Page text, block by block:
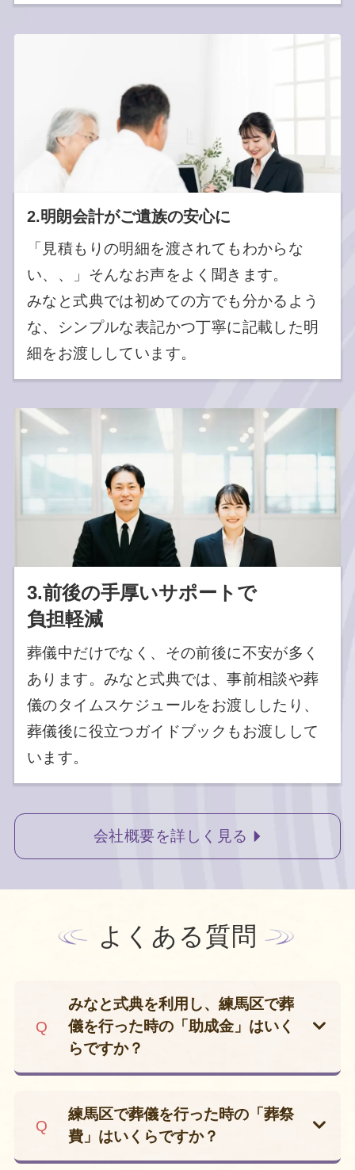
2.明朗会計がご遺族の安心に
「見積もりの明細を渡されてもわからな
い、、」そんなお声をよく聞きます。
みなと式典では初めての方でも分かるよう
な、シンプルな表記かつ丁寧に記載した明
細をお渡ししています。
3.前後の手厚いサポートで
負担軽減
葬儀中だけでなく、その前後に不安が多く
あります。みなと式典では、事前相談や葬
儀のタイムスケジュールをお渡ししたり、
葬儀後に役立つガイドブックもお渡しして
います。
会社概要を詳しく見る
よくある質問
みなと式典を利用し、練馬区で葬
儀を行った時の「助成金」はいく
らですか？
金」があり、区が指定した葬儀場の会
場で通夜または葬儀を行った場合に、
練馬区で葬儀を行った時の「葬祭
費」はいくらですか？